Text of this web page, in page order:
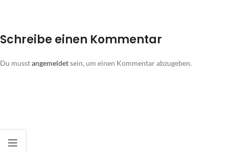
Schreibe einen Kommentar
Du musstangemeldetsein, um einen Kommentar abzugeben.